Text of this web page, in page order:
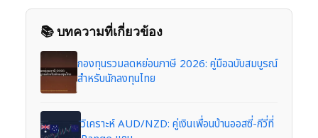
📚 บทความที่เกี่ยวข้อง
กองทุนรวมลดหย่อนภาษี 2026: คู่มือฉบับสมบูรณ์
สำหรับนักลงทุนไทย
วิเคราะห์ AUD/NZD: คู่เงินเพื่อนบ้านออสซี่-กีวี่ที่